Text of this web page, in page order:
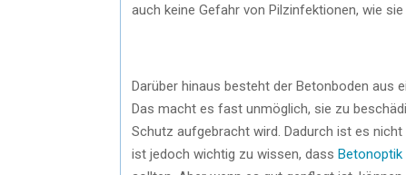
auch keine Gefahr von Pilzinfektionen, wie
Darüber hinaus besteht der Betonboden aus
Das macht es fast unmöglich, sie zu
Schutz aufgebracht wird. Dadurch ist es
ist jedoch wichtig zu wissen, dass Betonoptik